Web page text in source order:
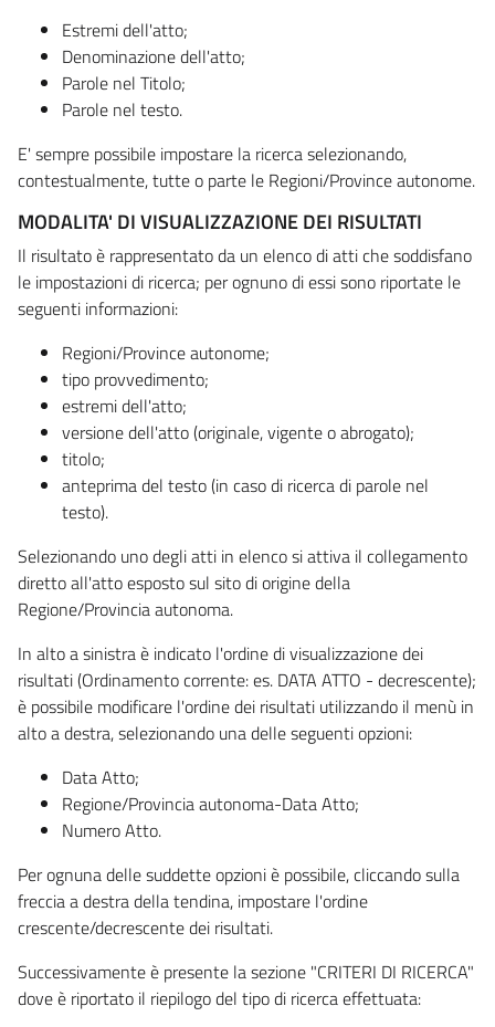
Estremi dell'atto;
Denominazione dell'atto;
Parole nel Titolo;
Parole nel testo.
E' sempre possibile impostare la ricerca selezionando,
contestualmente, tutte o parte le Regioni/Province autonome.
MODALITA' DI VISUALIZZAZIONE DEI RISULTATI
Il risultato è rappresentato da un elenco di atti che soddisfano
le impostazioni di ricerca; per ognuno di essi sono riportate le
seguenti informazioni:
Regioni/Province autonome;
tipo provvedimento;
estremi dell'atto;
versione dell'atto (originale, vigente o abrogato);
titolo;
anteprima del testo (in caso di ricerca di parole nel
testo).
Selezionando uno degli atti in elenco si attiva il collegamento
diretto all'atto esposto sul sito di origine della
Regione/Provincia autonoma.
In alto a sinistra è indicato l'ordine di visualizzazione dei
risultati (Ordinamento corrente: es. DATA ATTO - decrescente);
è possibile modificare l'ordine dei risultati utilizzando il menù in
alto a destra, selezionando una delle seguenti opzioni:
Data Atto;
Regione/Provincia autonoma-Data Atto;
Numero Atto.
Per ognuna delle suddette opzioni è possibile, cliccando sulla
freccia a destra della tendina, impostare l'ordine
crescente/decrescente dei risultati.
Successivamente è presente la sezione "CRITERI DI RICERCA"
dove è riportato il riepilogo del tipo di ricerca effettuata: